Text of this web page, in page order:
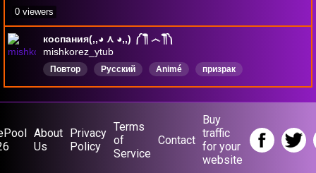
коспания(,,◕ ⋏ ◕,,) ༼ ༎ຶ ෴ ༎ຶ༽
mishkorez_ytub
Повтор Русский Animé
призрак
фильмыонлайн
фильмынарусском аниместрим
0 viewers
About
Us
Privacy
Policy
Terms
of
Service
Contact
Buy
traffic
for your
website